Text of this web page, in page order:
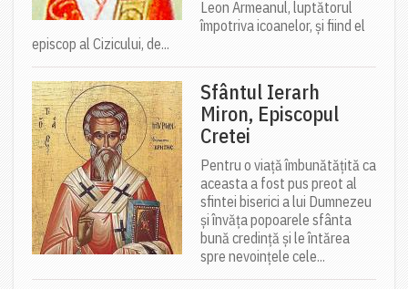
Leon Armeanul, luptătorul
împotriva icoanelor, și fiind el
episcop al Cizicului, de...
Sfântul Ierarh
Miron, Episcopul
Cretei
Pentru o viață îmbunătățită ca
aceasta a fost pus preot al
sfintei biserici a lui Dumnezeu
și învăța popoarele sfânta
bună credință și le întărea
spre nevoințele cele...